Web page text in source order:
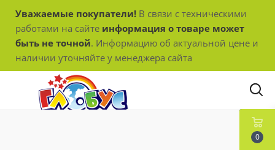
Уважаемые покупатели! В связи с техническими
работами на сайте информация о товаре может
быть не точной. Информацию об актуальной цене и
наличии уточняйте у менеджера сайта
0